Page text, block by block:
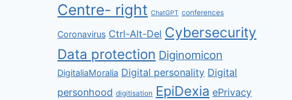
Centre- right ChatGPT conferences
Coronavirus Ctrl-Alt-Del Cybersecurity
Data protection Diginomicon
DigitaliaMoralia Digital personality Digital
personhood digitisation EpiDexia ePrivacy